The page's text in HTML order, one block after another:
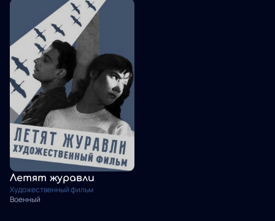
Летят журавли
Художественный фильм
Военный